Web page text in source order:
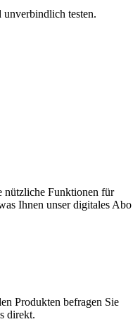
testen.
nützliche Funktionen für
Ihnen unser digitales Abo
Produkten befragen Sie
direkt.